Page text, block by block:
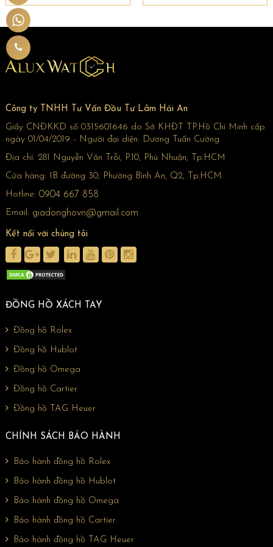
đặc biệt đến thế? Hãy cùng Alux Watch tìm hiểu
về dòng đồng hồ này nhé!
– Vẻ đẹp kiêu sa khiến cả thế giới trầm trồ
1. Xuôi dòng lịch sử dòng đồng
Thương hiệu Cartier đã xuất hiện tại đất nước
Pháp lãng mạn vào năm 1847 bởi Louis-François
Cartier. Nhưng lấu bấy giờ, Cartier chỉ là một
xưởng chế tác trang sức nữ nhỏ. Sau đó, con trai
của ông là Alfred là những đầu tiên xây dựng
nền móng cho
sự phát triển và xuất khẩu đồng hồ. Nhưng các
chính là những người xây dựng nên đế chế đồng
hồ Cartier.
Công ty TNHH Tư Vấn Đầu Tư Lâm Hải An
Giấy CNĐKKD số 0315601646 do Sở KHĐT TP.Hồ Chí Minh cấp
ngày 01/04/2019 - Người đại diện: Dương Tuấn Cường
Địa chỉ: 281 Nguyễn Văn Trỗi, P.10, Phú Nhuận, Tp.HCM
Cửa hàng: 1B đường 30, Phường Bình An, Q2, Tp.HCM
Hotline: 0904 667 858
Email: giadonghovn@gmail.com
Kết nối với chúng tôi
ĐỒNG HỒ XÁCH TAY
Đồng hồ Rolex
Đồng hồ Hublot
Đồng hồ Omega
Đồng hồ Cartier
Đồng hồ TAG Heuer
CHÍNH SÁCH BẢO HÀNH
Bảo hành đồng hồ Rolex
Bảo hành đồng hồ Hublot
Bảo hành đồng hồ Omega
Bảo hành đồng hồ Cartier
Bảo hành đồng hồ TAG Heuer